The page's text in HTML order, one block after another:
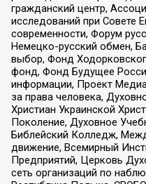
гражданский центр,
исследований при Совете
современности, Форум
Немецко-русский обмен,
выбор, Фонд
фонд, Фонд Будущее
информации, Проект
за права человека,
Христиан Украинской
Поколение, Духовное
Библейский Колледж,
движение, Всемирный
Предприятий, Церковь
сеть организаций по